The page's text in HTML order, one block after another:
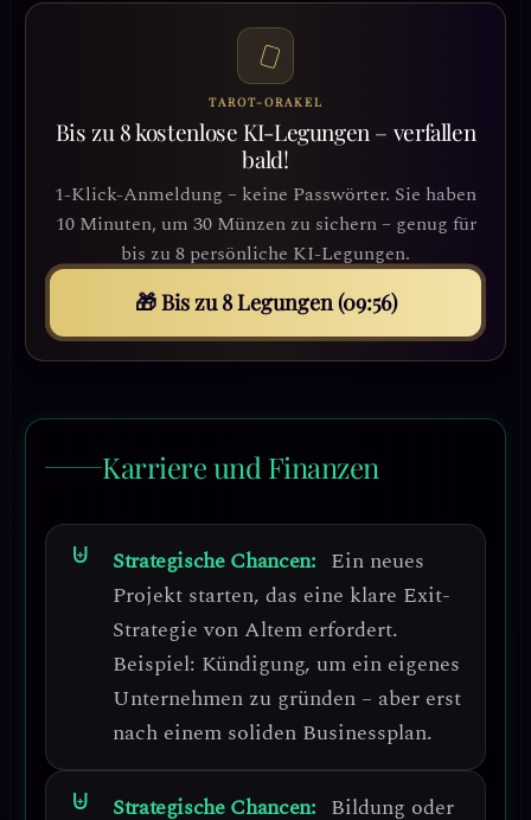
TAROT-ORAKEL
Bis zu 8 kostenlose KI-Legungen – verfallen
bald!
1-Klick-Anmeldung – keine Passwörter. Sie haben
10 Minuten, um 30 Münzen zu sichern – genug für
bis zu 8 persönliche KI-Legungen.
🎁 Bis zu 8 Legungen (09:53)
Karriere und Finanzen
Strategische Chancen: Ein neues
Projekt starten, das eine klare Exit-
Strategie von Altem erfordert.
Beispiel: Kündigung, um ein eigenes
Unternehmen zu gründen – aber erst
nach einem soliden Businessplan.
Strategische Chancen: Bildung oder